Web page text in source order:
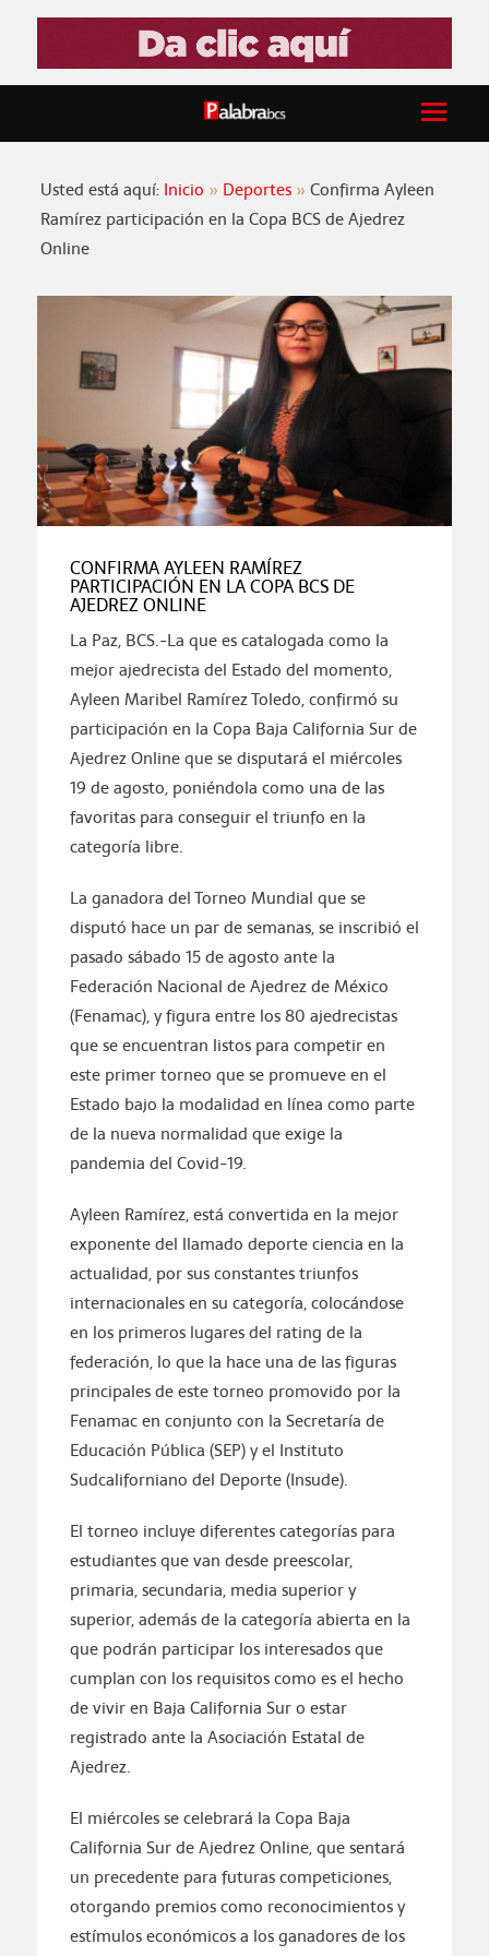
Usted está aquí: Inicio Deportes
Confirma Ayleen
Ramírez participación en la Copa BCS de Ajedrez
Online
CONFIRMA AYLEEN RAMÍREZ
PARTICIPACIÓN EN LA COPA BCS DE
AJEDREZ ONLINE
La Paz, BCS.-La que es catalogada como la
mejor ajedrecista del Estado del momento,
Ayleen Maribel Ramírez Toledo, confirmó su
participación en la Copa Baja California Sur de
Ajedrez Online que se disputará el miércoles
19 de agosto, poniéndola como una de las
favoritas para conseguir el triunfo en la
categoría libre.
La ganadora del Torneo Mundial que se
disputó hace un par de semanas, se inscribió el
pasado sábado 15 de agosto ante la
Federación Nacional de Ajedrez de México
(Fenamac), y figura entre los 80 ajedrecistas
que se encuentran listos para competir en
este primer torneo que se promueve en el
Estado bajo la modalidad en línea como parte
de la nueva normalidad que exige la
pandemia del Covid-19.
Ayleen Ramírez, está convertida en la mejor
exponente del llamado deporte ciencia en la
actualidad, por sus constantes triunfos
internacionales en su categoría, colocándose
en los primeros lugares del rating de la
federación, lo que la hace una de las figuras
principales de este torneo promovido por la
Fenamac en conjunto con la Secretaría de
Educación Pública (SEP) y el Instituto
Sudcaliforniano del Deporte (Insude).
El torneo incluye diferentes categorías para
estudiantes que van desde preescolar,
primaria, secundaria, media superior y
superior, además de la categoría abierta en la
que podrán participar los interesados que
cumplan con los requisitos como es el hecho
de vivir en Baja California Sur o estar
registrado ante la Asociación Estatal de
Ajedrez.
El miércoles se celebrará la Copa Baja
California Sur de Ajedrez Online, que sentará
un precedente para futuras competiciones,
otorgando premios como reconocimientos y
estímulos económicos a los ganadores de los